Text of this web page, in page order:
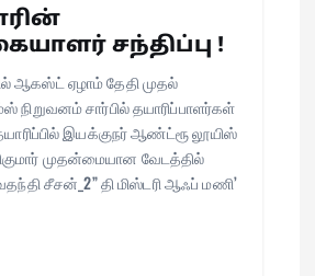
சந்திப்பு !
ஆகஸ்ட் ஏழாம் தேதி முதல்
நிறுவனம் சார்பில் தயாரிப்பாளர்கள்
இயக்குநர் ஆண்ட்ரூ லூயிஸ்
முதன்மையான வேடத்தில்
சீசன்_2” தி மிஸ்டரி ஆஃப் மணி’